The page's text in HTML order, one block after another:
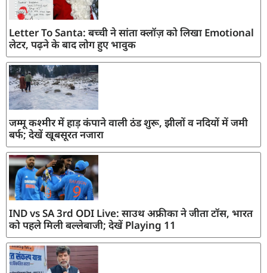
Letter To Santa: बच्ची ने सांता क्लॉज़ को लिखा Emotional
लेटर, पढ़ने के बाद लोग हुए भावुक
जम्मू कश्मीर में हाड़ कंपाने वाली ठंड शुरू, झीलों व नदियों में जमी
बर्फ; देखें खूबसूरत नजारा
IND vs SA 3rd ODI Live: साउथ अफ्रीका ने जीता टॉस, भारत
को पहले मिली बल्लेबाजी; देखें Playing 11